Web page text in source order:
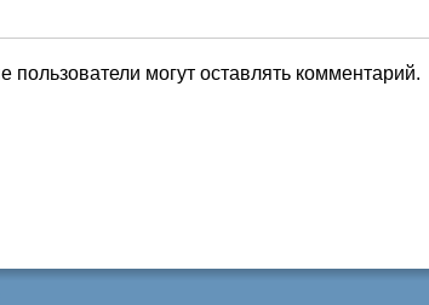
пользователи могут оставлять комментарий.